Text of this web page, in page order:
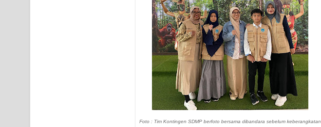
Foto : Tim Kontingen SDMP berfoto bersama dibandara sebelum keberangkatan